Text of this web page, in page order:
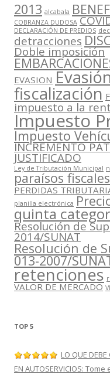
2013 alcabala
COBRANZA DUDOSA
DECLARACIÓN DE PREDIOS
detracciones
Doble imposición
EVASION
fiscalización
impuesto a la
Impuesto
Impuesto
INCREMENTO
JUSTIFICADO
Ley de Tributación Municipal
paraísos fiscales
PERDIDAS
planilla electrónica
quinta
Resolución de
2014/SUNAT
Resolución de
013-2007/
retenciones
VALOR DE MERCADO
TOP 5
LO QUE
EN AUTOSERVICIOS: